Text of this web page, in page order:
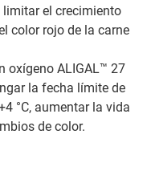
el crecimiento
color rojo de la carne
oxígeno ALIGAL™ 27
la fecha límite de
°C, aumentar la vida
de color.